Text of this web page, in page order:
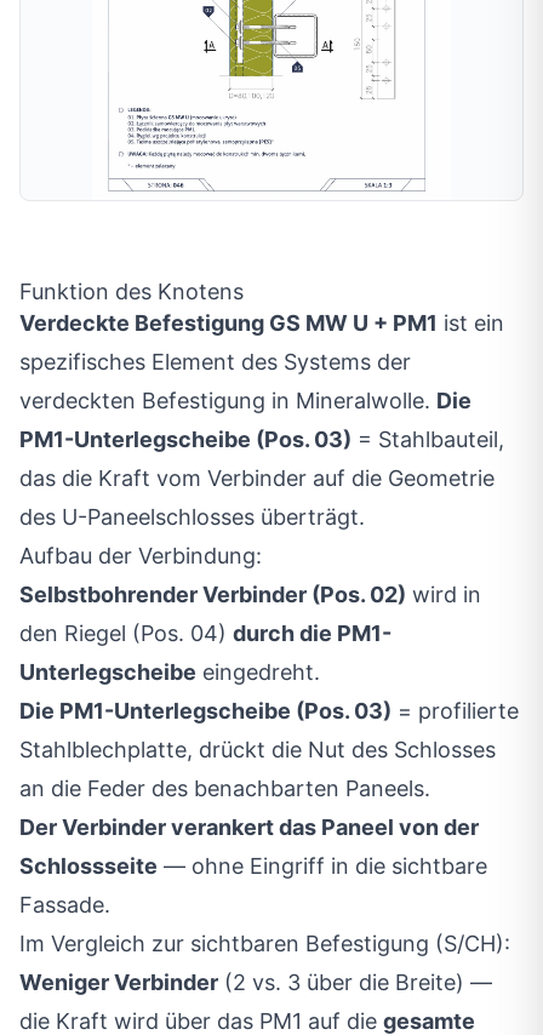
Funktion des Knotens
Verdeckte Befestigung GS MW U + PM1 ist ein
spezifisches Element des Systems der
verdeckten Befestigung in Mineralwolle. Die
PM1-Unterlegscheibe (Pos. 03) = Stahlbauteil,
das die Kraft vom Verbinder auf die Geometrie
des U-Paneelschlosses überträgt.
Aufbau der Verbindung:
Selbstbohrender Verbinder (Pos. 02) wird in
den Riegel (Pos. 04) durch die PM1-
Unterlegscheibe eingedreht.
Die PM1-Unterlegscheibe (Pos. 03) = profilierte
Stahlblechplatte, drückt die Nut des Schlosses
an die Feder des benachbarten Paneels.
Der Verbinder verankert das Paneel von der
Schlossseite — ohne Eingriff in die sichtbare
Fassade.
Im Vergleich zur sichtbaren Befestigung (S/CH):
Weniger Verbinder (2 vs. 3 über die Breite) —
die Kraft wird über das PM1 auf die gesamte